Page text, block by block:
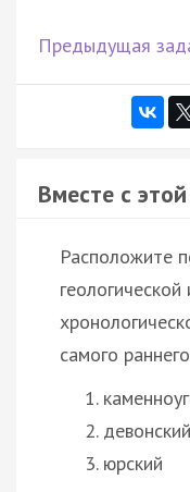
Предыдущая
Вместе с
Расположите
самого
девонский
юрский